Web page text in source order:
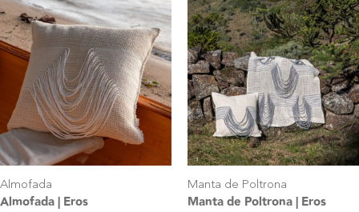
Almofada
Almofada | Eros
Manta de Poltrona
Manta de Poltrona | Eros